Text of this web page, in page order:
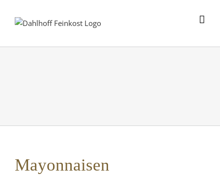
Mayonnaisen